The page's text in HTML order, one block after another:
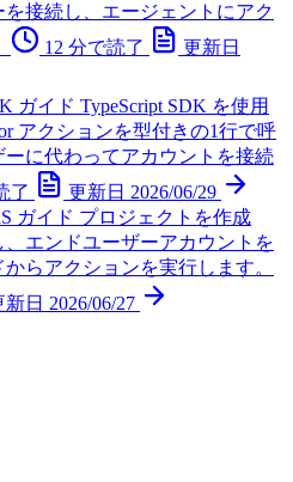
接続し、エージェントにアク
12 分で読了
更新日
ガイド TypeScript SDK を使用
アクションを型付きの1行で呼
に代わってアカウントを接続
了 更新日 2026/06/29
ガイド プロジェクトを作成
エンドユーザーアカウントを
らアクションを実行します。
新日 2026/06/27